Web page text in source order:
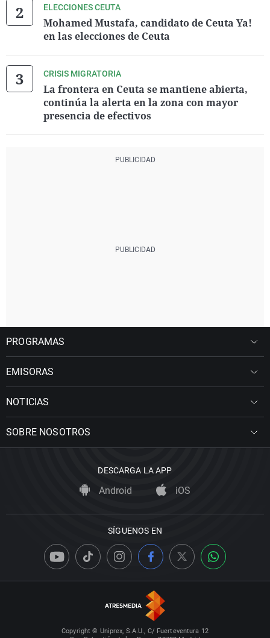
ELECCIONES CEUTA
Mohamed Mustafa, candidato de Ceuta Ya!
en las elecciones de Ceuta
CRISIS MIGRATORIA
La frontera en Ceuta se mantiene abierta,
continúa la alerta en la zona con mayor
presencia de efectivos
PROGRAMAS
EMISORAS
NOTICIAS
SOBRE NOSOTROS
DESCARGA LA APP
Android iOS
SÍGUENOS EN
Copyright © Uniprex, S.A.U., C/ Fuerteventura 12